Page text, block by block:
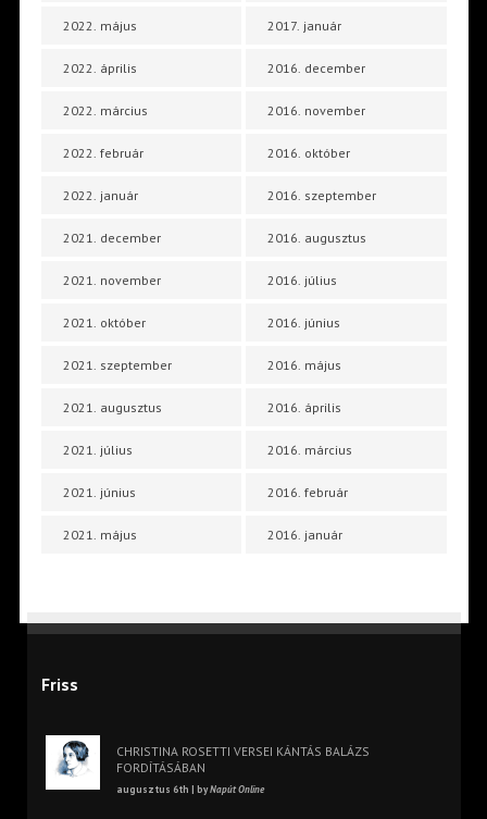
2022. május
2022. április
2022. március
2022. február
2022. január
2021. december
2021. november
2021. október
2021. szeptember
2021. augusztus
2021. július
2021. június
2021. május
2017. január
2016. december
2016. november
2016. október
2016. szeptember
2016. augusztus
2016. július
2016. június
2016. május
2016. április
2016. március
2016. február
2016. január
Friss
CHRISTINA ROSETTI VERSEI KÁNTÁS BALÁZS
FORDÍTÁSÁBAN
augusztus 6th | byNapút Online